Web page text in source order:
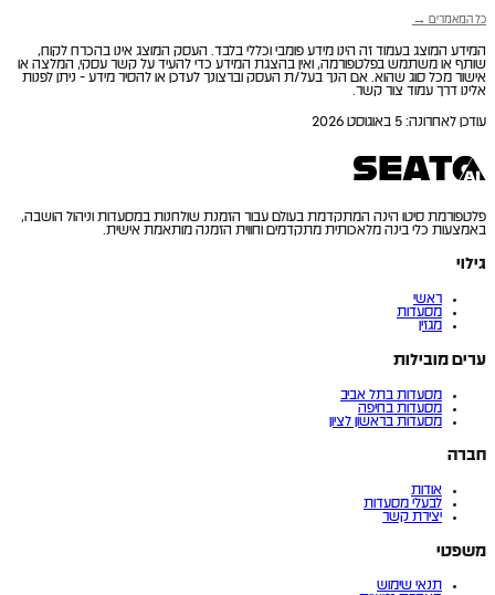
כל המאמרים →
המידע המוצג בעמוד זה הינו מידע פומבי וכללי בלבד. העסק המוצג אינו בהכרח לקוח,
שותף או משתמש בפלטפורמה, ואין בהצגת המידע כדי להעיד על קשר עסקי, המלצה או
אישור מכל סוג שהוא. אם הנך בעל/ת העסק וברצונך לעדכן או להסיר מידע - ניתן לפנות
אלינו דרך עמוד צור קשר.
עודכן לאחרונה: 5 באוגוסט 2026
פלטפורמת סיטו הינה המתקדמת בעולם עבור הזמנת שולחנות במסעדות וניהול הושבה,
באמצעות כלי בינה מלאכותית מתקדמים וחווית הזמנה מותאמת אישית.
גילוי
ראשי
מסעדות
מגזין
ערים מובילות
מסעדות בתל אביב
מסעדות בחיפה
מסעדות בראשון לציון
חברה
אודות
לבעלי מסעדות
יצירת קשר
משפטי
תנאי שימוש